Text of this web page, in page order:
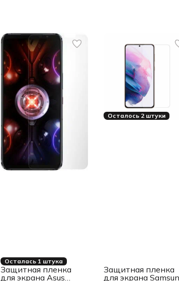
Осталась 1 штука
Защитная пленка
для экрана Asus
Осталось 2 штуки
Защитная пленка
для экрана